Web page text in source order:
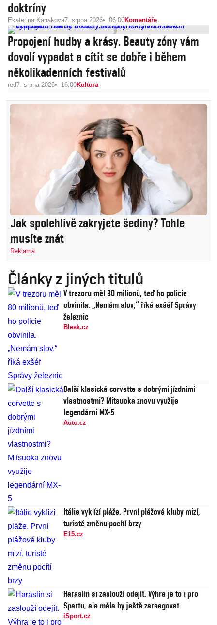
doktríny
Ekaterina Kanakova7. srpna 2026 06:00Komentáře
Propojení hudby a krásy. Beauty zóny vám
dovolí vypadat a cítit se dobře i během
několikadenních festivalů
red7. srpna 2026 16:00Kultura
Jak spolehlivě zakryjete šediny? Tohle
musíte znát
Reklama
Články z jiných titulů
V trezoru měl 80 milionů, teď ho policie
obvinila. „Nemám slov,“ říká exšéf Správy
železnic
Blesk.cz
Další klasická corvette s dobrými jízdními
vlastnostmi? Mitsuoka znovu využije
legendární MX-5
Auto.cz
Itálie vyklízí pláže. První plážové kluby mizí,
turisté změnu pocítí brzy
E15.cz
Haraslín si zaslouží odejít. Výhra je to i pro
Spartu, ale měla by ještě zareagovat
iSport.cz